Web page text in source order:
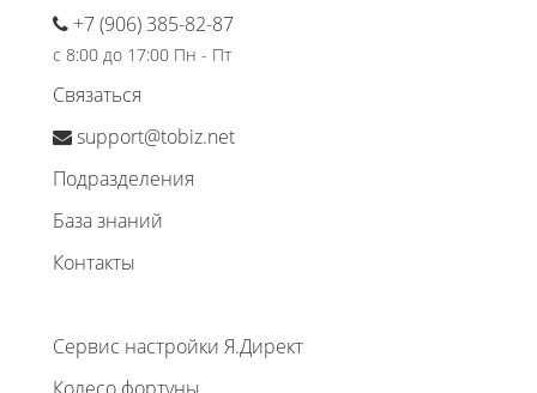
+7 (906) 385-82-87
с 8:00 до 17:00 Пн - Пт
Связаться
support@tobiz.net
Подразделения
База знаний
Контакты
Сервис настройки Я.Директ